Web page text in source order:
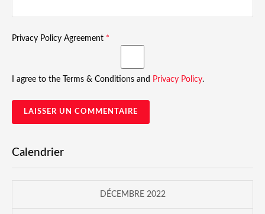
Privacy Policy Agreement *
I agree to the Terms & Conditions and Privacy Policy.
Calendrier
DÉCEMBRE 2022